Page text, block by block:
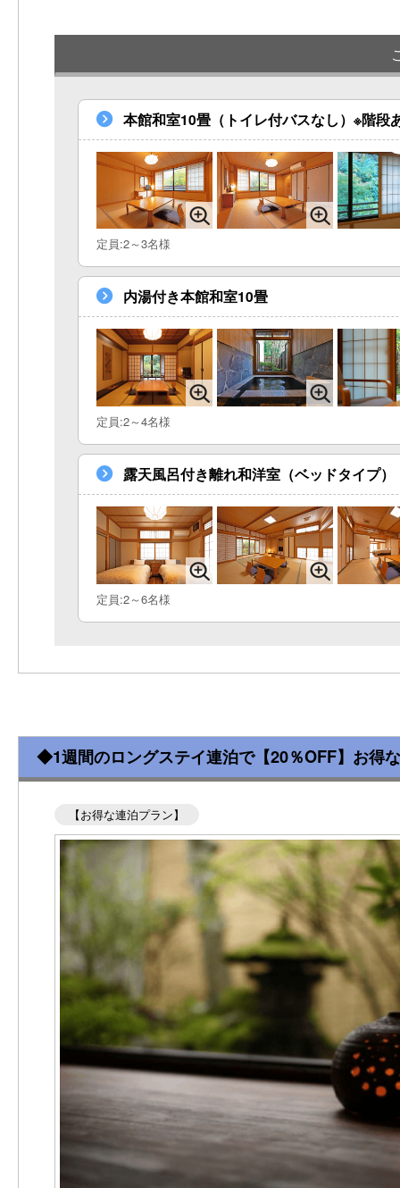
本館和室10畳（トイレ付バスなし）※階段
定員:2～3名様
内湯付き本館和室10畳
定員:2～4名様
露天風呂付き離れ和洋室（ベッドタイプ）
定員:2～6名様
◆1週間のロングステイ連泊で【20％OFF】お得
【お得な連泊プラン】